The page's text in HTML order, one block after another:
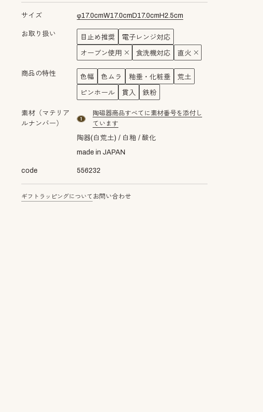
サイズ φ17.0cmW17.0cm D17.0cm H2.5cm
お取り扱い 目止め推奨 電子レンジ対応
オーブン使用 食洗機対応 直火
商品の特性 色幅 色ムラ 釉垂・化粧垂 荒土
ピンホール 貫入 鉄粉
素材（マテリア
ルナンバー）
material number1
陶磁器商品すべてに素材番号を添付し
ています
陶器(白荒土) 白釉
酸化
made in JAPAN
code 556232
ギフトラッピングについて お問い合わせ